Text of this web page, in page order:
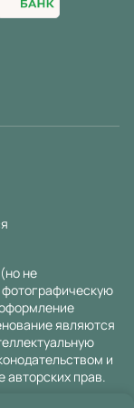
не
являются
и
прав.